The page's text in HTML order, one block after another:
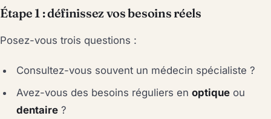
Étape 1 : définissez vos besoins réels
Posez-vous trois questions :
Consultez-vous souvent un médecin spécialiste ?
Avez-vous des besoins réguliers enoptique ou
dentaire ?